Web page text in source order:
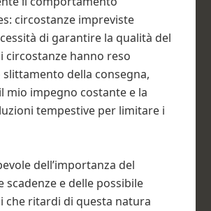
circostanze impreviste
di garantire la qualità del
circostanze hanno reso
della consegna,
mio impegno costante e la
tempestive per limitare i
dell’importanza del
scadenze e delle possibile
che ritardi di questa natura